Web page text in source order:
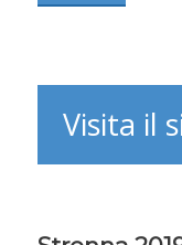
Visita il